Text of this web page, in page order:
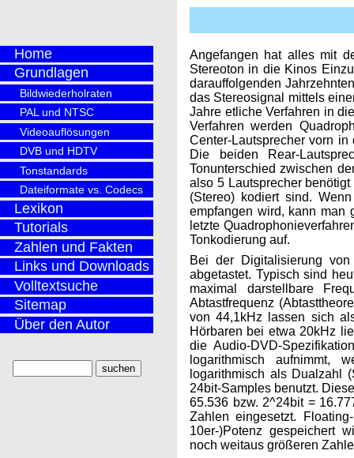
Home
Grundlagen
Bildwiederholraten
PAL und NTSC
Videoauflösungen
DVB und HDTV
Tonstandards
Dateiformate vs. Codecs
Lexikon
Tutorials
Zahlen und Fakten
Links und Downloads
Volltextsuche
Sitemap
Über den Autor
Angefangen hat alles mit
Stereoton in die Kinos
darauffolgenden
das Stereosignal mittels
Jahre etliche Verfahren in
Verfahren werden
Center-Lautsprecher vorn
Die beiden Rear-
Tonunterschied zwischen
also 5 Lautsprecher
(Stereo) kodiert sind.
empfangen wird, kann man
letzte
Tonkodierung auf.
Bei der Digitalisierung
abgetastet. Typisch sind
maximal darstellbare
Abtastfrequenz
von 44,1kHz lassen sich
Hörbaren bei etwa 20kHz
die Audio-DVD-
logarithmisch aufnimmt,
logarithmisch als Dualzahl
24bit-Samples benutzt.
65.536 bzw. 2^24bit =
Zahlen eingesetzt.
10er-)Potenz gespeichert
noch weitaus größeren